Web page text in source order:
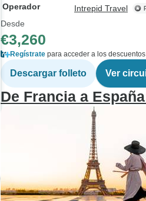
Operador
Intrepid Travel
Desde
€3,260
Regístrate para acceder a los descuentos
Descargar folleto Ver
De Francia a